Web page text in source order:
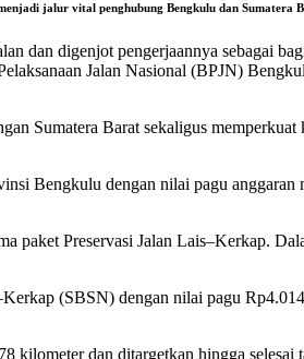
jalur vital penghubung Bengkulu dan Sumatera
dan digenjot pengerjaannya sebagai
Jalan Nasional (BPJN)
Sumatera Barat sekaligus
Bengkulu dengan nilai pagu
paket Preservasi Jalan Lais–Kerkap.
(SBSN) dengan nilai pagu
kilometer dan ditargetkan hingga selesai